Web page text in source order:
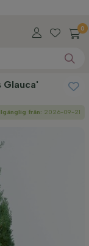
0
Glauca'
från: 2026-09-21